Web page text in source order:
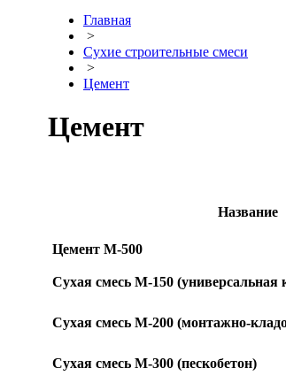
Главная
>
Сухие строительные смеси
>
Цемент
Цемент
Название
Цемент М-500
Сухая смесь М-150 (универсальная
Сухая смесь М-200 (монтажно-
Сухая смесь М-300 (пескобетон)